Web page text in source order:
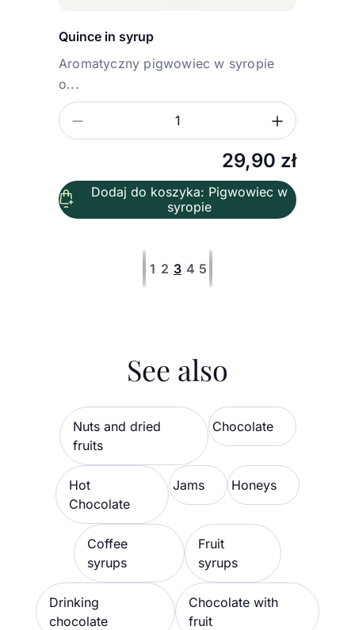
Quince in syrup
Aromatyczny pigwowiec w syropie
o...
29,90 zł
Zmniejsz ilość
Dodaj do koszyka: Pigwowiec w
syropie
Pierwsza strona
Poprzednia strona
1 2 3 4 5Następna strona
Ostatnia strona
See also
Nuts and dried
fruits
Chocolate
Hot
Chocolate
Jams Honeys
Coffee
syrups
Fruit
syrups
Drinking
chocolate
Chocolate with
fruit